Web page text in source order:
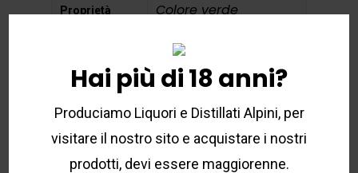
Hai più di 18 anni?
Produciamo Liquori e Distillati Alpini, per
visitare il nostro sito e acquistare i nostri
prodotti, devi essere maggiorenne.
Proprietà
Coloreverde
Aroma
Genepy con note
zuccherine ben
distinte